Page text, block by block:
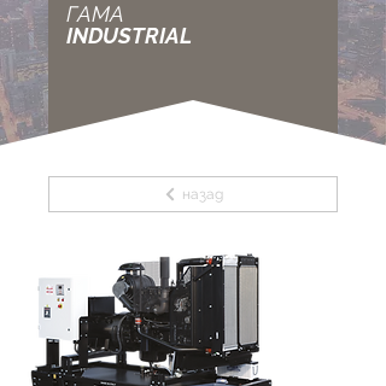
ГАМА
INDUSTRIAL
назад